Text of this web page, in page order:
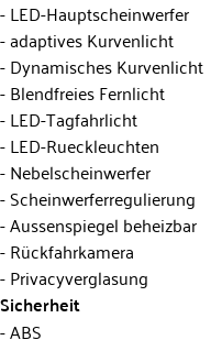
LED-Hauptscheinwerfer
adaptives Kurvenlicht
Dynamisches Kurvenlicht
Blendfreies Fernlicht
LED-Tagfahrlicht
LED-Rueckleuchten
Nebelscheinwerfer
Scheinwerferregulierung
Aussenspiegel beheizbar
Rückfahrkamera
Privacyverglasung
Sicherheit
ABS